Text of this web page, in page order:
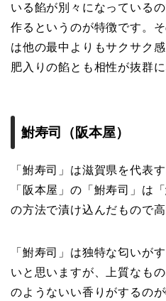
いる餡が別々になっている
作るというのが特徴です。
は他の最中よりもサクサク
肥入りの餡とも相性が抜群に
鮒寿司（阪本屋）
「鮒寿司」は滋賀県を代表
「阪本屋」の「鮒寿司」は
の方法で漬け込んだもので
「鮒寿司」は独特な匂いが
いと思いますが、上質なも
のようないい香りがするのが